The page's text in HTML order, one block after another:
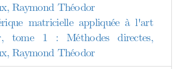
Raymond Théodor
matricielle appliquée à l'art
tome 1 : Méthodes directes,
Raymond Théodor